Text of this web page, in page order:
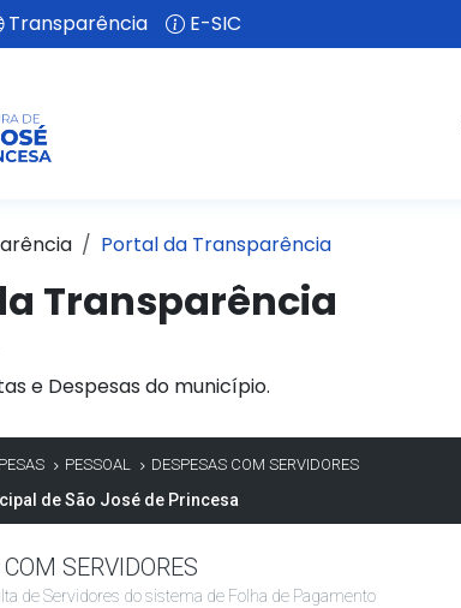
Transparência E-SIC
Portal da Transparência
Transparência
e Despesas do município.